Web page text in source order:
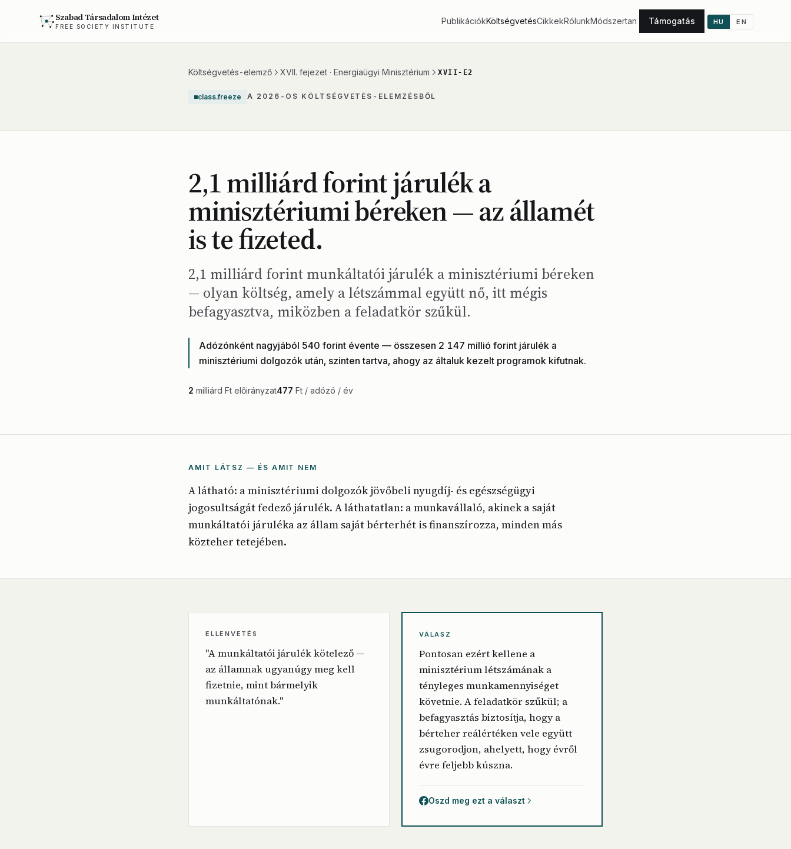
Szabad Társadalom Intézet
FREE SOCIETY INSTITUTE
PublikációkKöltségvetésCikkekRólunkMódszertan Támogatás HU EN
Költségvetés-elemző XVII. fejezet · Energiaügyi Minisztérium XVII-E2
class.freeze A 2026-OS KÖLTSÉGVETÉS-ELEMZÉSBŐL
2,1 milliárd forint járulék a
minisztériumi béreken — az államét
is te fizeted.
2,1 milliárd forint munkáltatói járulék a minisztériumi béreken
— olyan költség, amely a létszámmal együtt nő, itt mégis
befagyasztva, miközben a feladatkör szűkül.
Adózónként nagyjából 540 forint évente — összesen 2 147 millió forint járulék a
minisztériumi dolgozók után, szinten tartva, ahogy az általuk kezelt programok kifutnak.
2 milliárd Ft előirányzat477 Ft / adózó / év
AMIT LÁTSZ — ÉS AMIT NEM
A látható: a minisztériumi dolgozók jövőbeli nyugdíj- és egészségügyi
jogosultságát fedező járulék. A láthatatlan: a munkavállaló, akinek a saját
munkáltatói járuléka az állam saját bérterhét is finanszírozza, minden más
közteher tetejében.
ELLENVETÉS
"A munkáltatói járulék kötelező —
az államnak ugyanúgy meg kell
fizetnie, mint bármelyik
munkáltatónak."
VÁLASZ
Pontosan ezért kellene a
minisztérium létszámának a
tényleges munkamennyiséget
követnie. A feladatkör szűkül; a
befagyasztás biztosítja, hogy a
bérteher reálértéken vele együtt
zsugorodjon, ahelyett, hogy évről
évre feljebb kúszna.
Oszd meg ezt a választ